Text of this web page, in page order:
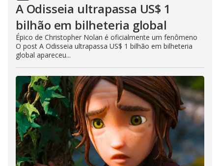
A Odisseia ultrapassa US$ 1
bilhão em bilheteria global
Épico de Christopher Nolan é oficialmente um fenômeno
O post A Odisseia ultrapassa US$ 1 bilhão em bilheteria
global apareceu...